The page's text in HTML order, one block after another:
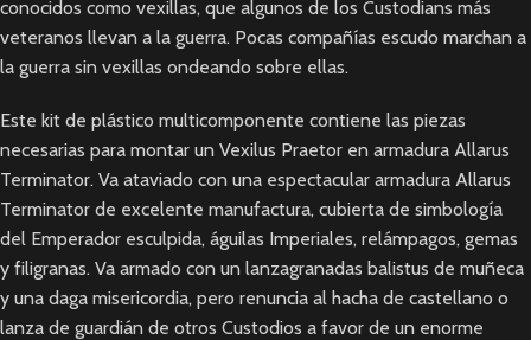
conocidos como vexillas, que algunos de los Custodians más
veteranos llevan a la guerra. Pocas compañías escudo marchan a
la guerra sin vexillas ondeando sobre ellas.
Este kit de plástico multicomponente contiene las piezas
necesarias para montar un Vexilus Praetor en armadura Allarus
Terminator. Va ataviado con una espectacular armadura Allarus
Terminator de excelente manufactura, cubierta de simbología
del Emperador esculpida, águilas Imperiales, relámpagos, gemas
y filigranas. Va armado con un lanzagranadas balistus de muñeca
y una daga misericordia, pero renuncia al hacha de castellano o
lanza de guardián de otros Custodios a favor de un enorme